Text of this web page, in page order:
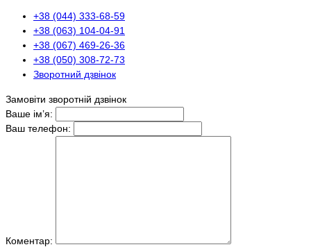
+38 (044) 333-68-59
+38 (063) 104-04-91
+38 (067) 469-26-36
+38 (050) 308-72-73
Зворотний дзвінок
Замовіти зворотній дзвінок
Ваше ім’я:
Ваш телефон:
Коментар: